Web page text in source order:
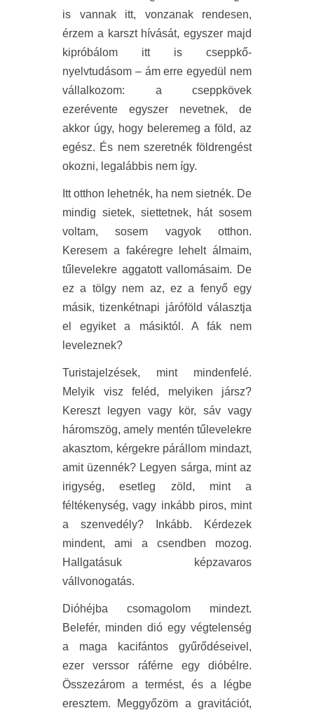
is vannak itt, vonzanak rendesen,
érzem a karszt hívását, egyszer majd
kipróbálom itt is cseppkő-
nyelvtudásom – ám erre egyedül nem
vállalkozom: a cseppkövek
ezerévente egyszer nevetnek, de
akkor úgy, hogy beleremeg a föld, az
egész. És nem szeretnék földrengést
okozni, legalábbis nem így.
Itt otthon lehetnék, ha nem sietnék. De
mindig sietek, siettetnek, hát sosem
voltam, sosem vagyok otthon.
Keresem a fakéregre lehelt álmaim,
tűlevelekre aggatott vallomásaim. De
ez a tölgy nem az, ez a fenyő egy
másik, tizenkétnapi járóföld választja
el egyiket a másiktól. A fák nem
leveleznek?
Turistajelzések, mint mindenfelé.
Melyik visz feléd, melyiken jársz?
Kereszt legyen vagy kör, sáv vagy
háromszög, amely mentén tűlevelekre
akasztom, kérgekre párállom mindazt,
amit üzennék? Legyen sárga, mint az
irigység, esetleg zöld, mint a
féltékenység, vagy inkább piros, mint
a szenvedély? Inkább. Kérdezek
mindent, ami a csendben mozog.
Hallgatásuk képzavaros
vállvonogatás.
Dióhéjba csomagolom mindezt.
Belefér, minden dió egy végtelenség
a maga kacifántos gyűrődéseivel,
ezer verssor ráférne egy dióbélre.
Összezárom a termést, és a légbe
eresztem. Meggyőzöm a gravitációt,